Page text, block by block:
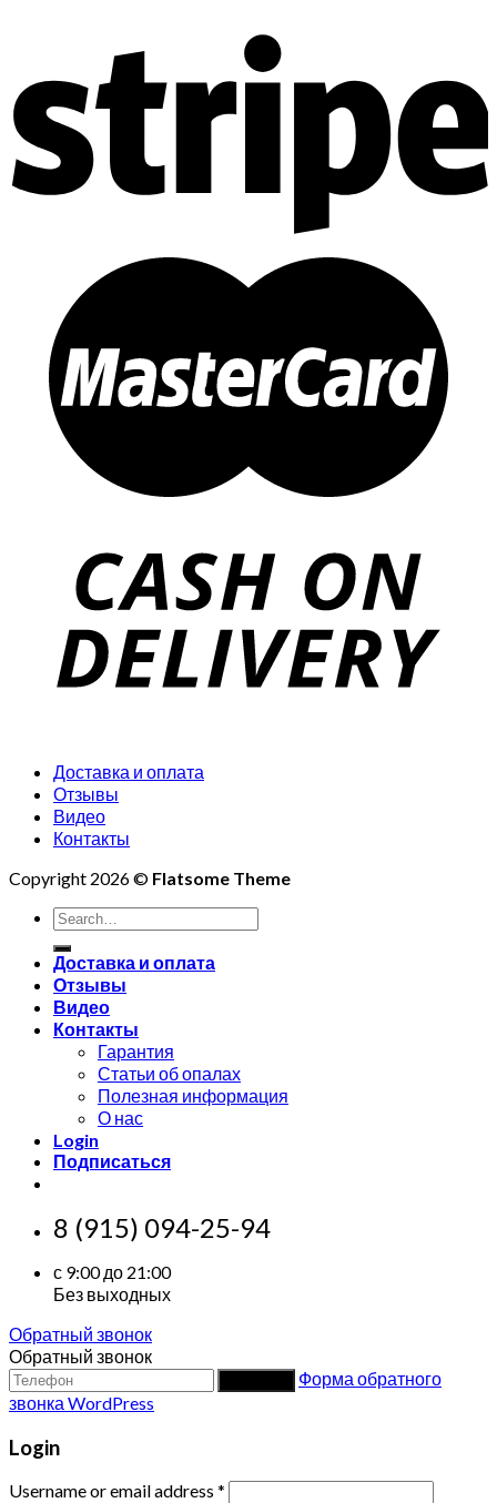
Доставка и оплата
Отзывы
Видео
Контакты
Copyright 2026 © Flatsome Theme
Search
for:
Доставка и оплата
Отзывы
Видео
Контакты
Гарантия
Статьи об опалах
Полезная информация
О нас
Login
Подписаться
8 (915) 094-25-94
с 9:00 до 21:00
Без выходных
Обратный звонок
Обратный звонок
Форма обратного
звонка WordPress
Login
Username or email address *